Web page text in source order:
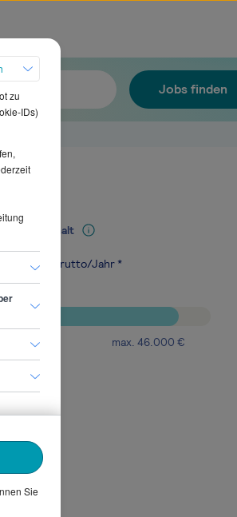
Jobs finden
Mediangehalt
€ brutto/Jahr *
max. 46.000 €
zu
IDs)
Sie